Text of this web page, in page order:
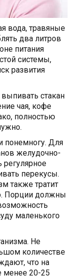
вода, травяные
два литров
питания
системы,
развития
стакан
чая, кофе
полностью
понемногу. Для
желудочно-
регулярное
перекусы.
также тратит
Порции должны
маленького
Не
количестве
что на
менее 20-25